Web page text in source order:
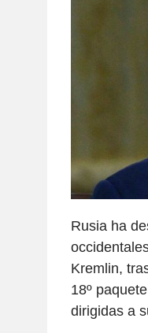
Rusia ha
Kremlin,
18º
dirigidas a